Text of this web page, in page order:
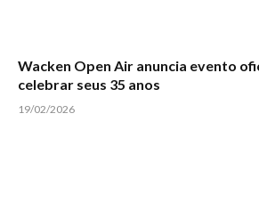
Wacken Open Air anuncia evento
celebrar seus 35 anos
19/02/2026